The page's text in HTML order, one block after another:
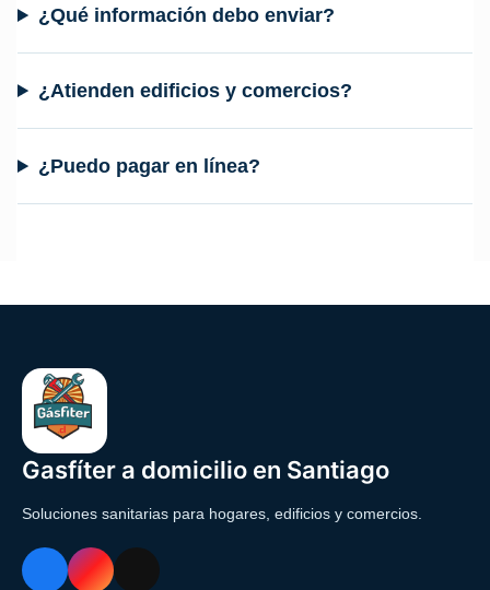
¿Qué información debo enviar?
¿Atienden edificios y comercios?
¿Puedo pagar en línea?
Gasfíter a domicilio en Santiago
Soluciones sanitarias para hogares, edificios y comercios.